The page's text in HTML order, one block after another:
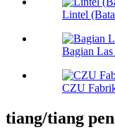
Lintel
Bagian Las
CZU
tiang/tiang